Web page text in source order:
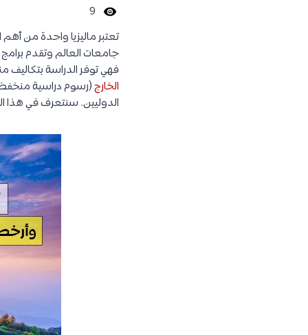
9
تعتبر ماليزيا واحدة من
جامعات العالم وتقدم
فهي توفر الدراسة
الخارج(رسوم دراسية
الدوليين. سنتعرف في هذا